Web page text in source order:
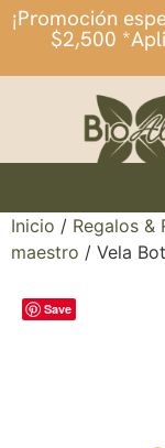
¡Promoción
$2,500
Inicio / Regalos &
maestro / Vela
Save